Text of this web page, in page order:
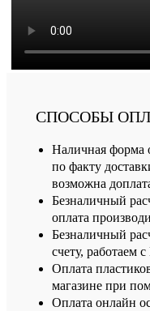
СПОСОБЫ
Наличная форма
по факту
возможна
Безналичный
оплата
Безналичный
счету, работаем
Оплата
магазине при
Оплата онлайн